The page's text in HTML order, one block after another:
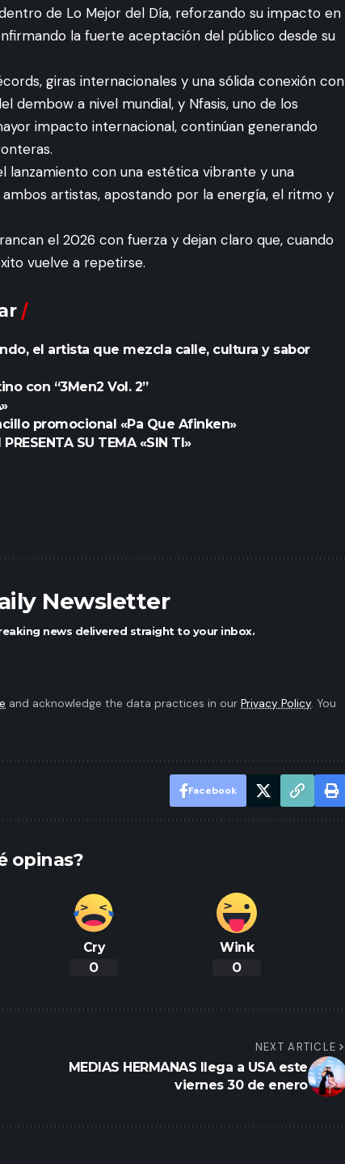
de Lo Mejor del Día, reforzando su impacto en
la fuerte aceptación del público desde su
giras internacionales y una sólida conexión con
dembow a nivel mundial, y Nfasis, uno de los
impacto internacional, continúan generando
lanzamiento con una estética vibrante y una
artistas, apostando por la energía, el ritmo y
el 2026 con fuerza y dejan claro que, cuando
vuelve a repetirse.
el artista que mezcla calle, cultura y sabor
con “3Men2 Vol. 2”
promocional «Pa Que Afinken»
SU TEMA «SIN TI»
Newsletter
news delivered straight to your inbox.
and acknowledge the data practices in our Privacy Policy. You
Facebook
opinas?
Cry
0
Wink
0
NEXT ARTICLE
MEDIAS HERMANAS llega a USA este
viernes 30 de enero